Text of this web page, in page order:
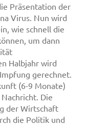
Präsentation der
Virus. Nun wird
wie schnell die
um dann
Halbjahr wird
gerechnet.
(6-9 Monate)
Die
der Wirtschaft
die Politik und